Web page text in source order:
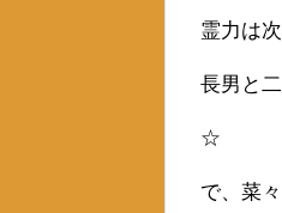
霊力は
長男と
☆
で、菜